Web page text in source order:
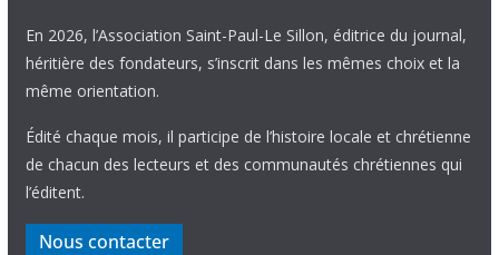
En 2026, l’Association Saint-Paul-Le Sillon, éditrice du journal,
héritière des fondateurs, s’inscrit dans les mêmes choix et la
même orientation.
Édité chaque mois, il participe de l’histoire locale et chrétienne
de chacun des lecteurs et des communautés chrétiennes qui
l’éditent.
Nous contacter